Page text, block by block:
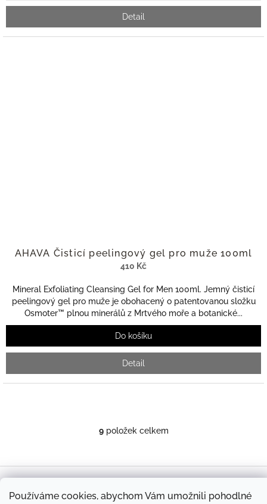
Používáme cookies, abychom Vám umožnili pohodlné
Detail
AHAVA Čisticí peelingový gel pro muže 100ml
410 Kč
Mineral Exfoliating Cleansing Gel for Men 100ml. Jemný čisticí
peelingový gel pro muže je obohacený o patentovanou složku
Osmoter™ plnou minerálů z Mrtvého moře a botanické...
Do košíku
Detail
O
á
d
a
9položek celkem
Z